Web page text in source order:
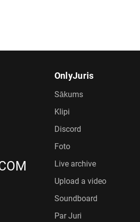
OnlyJuris
Sākums
Klipi
Discord
Foto
Live archive
Upload a video
Soundboard
Par Juri